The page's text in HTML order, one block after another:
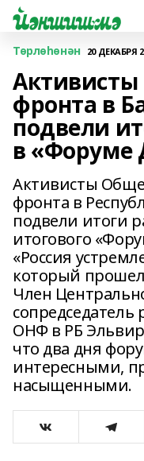
Төрлөһөнән 20 ДЕКАБРЯ
Активисты
фронта в
подвели
в
Активисты
фронта в
подвели итоги
итогового
«Россия
который прошел
Член
сопредседатель
ОНФ в РБ
что два дня
интересными,
насыщенными.